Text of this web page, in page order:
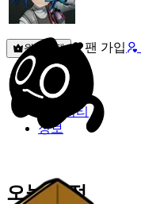
원픽선택 팬 가입
밐타운
피드
커뮤니티
정보
오늘 일정